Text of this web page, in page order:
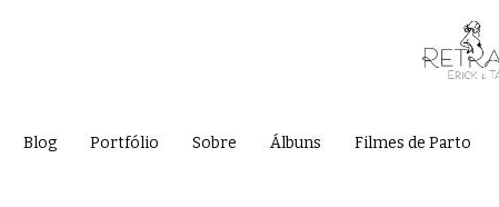
Blog Portfólio Sobre Álbuns Filmes de Parto